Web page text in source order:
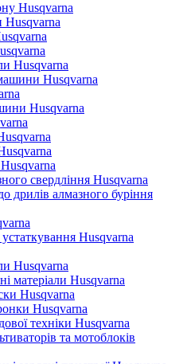
Husqvarna
Husqvarna
Husqvarna
Husqvarna
Husqvarna
свердління Husqvarna
дрилів алмазного буріння
Husqvarna
Husqvarna
матеріали Husqvarna
Husqvarna
Husqvarna
техніки Husqvarna
та мотоблоків